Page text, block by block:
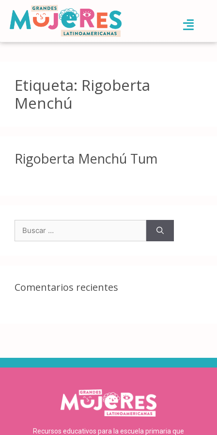
Etiqueta: Rigoberta
Menchú
Rigoberta Menchú Tum
Comentarios recientes
Recursos educativos para la escuela primaria que